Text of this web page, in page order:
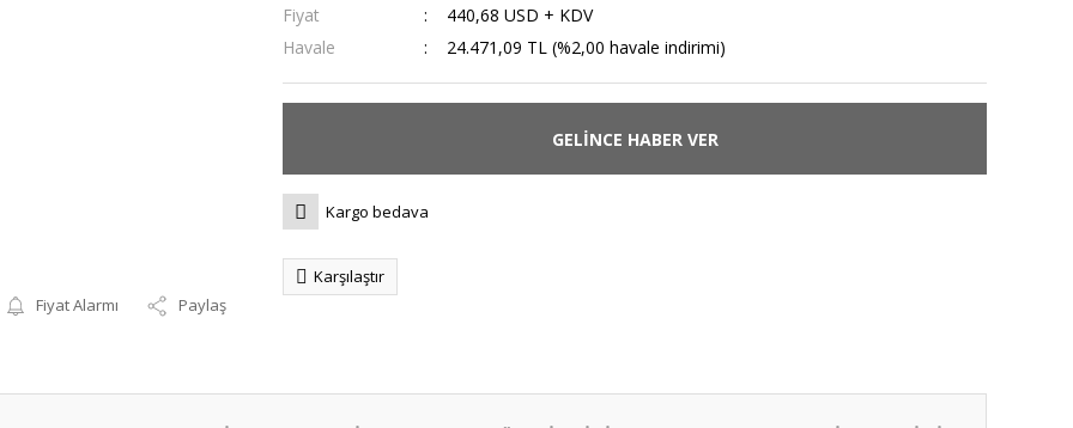
Fiyat Alarmı Paylaş
Fiyat
440,68 USD + KDV
Havale
24.471,09 TL (%2,00 havale indirimi)
GELİNCE HABER VER
Kargo bedava
Karşılaştır